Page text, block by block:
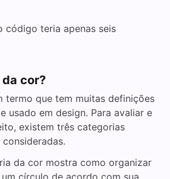
código teria apenas seis
cor?
termo que tem muitas definições
usado em design. Para avaliar e
existem três categorias
da cor mostra como organizar